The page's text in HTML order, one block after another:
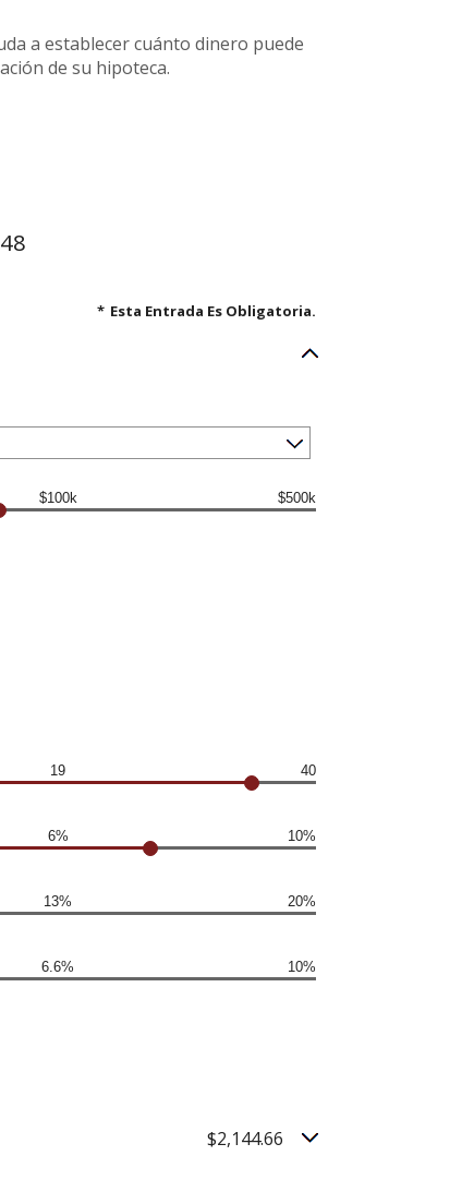
a establecer cuánto dinero puede
de su hipoteca.
* Esta Entrada Es Obligatoria.
$100k $500k
19 40
6% 10%
13% 20%
6.6% 10%
$2,144.66